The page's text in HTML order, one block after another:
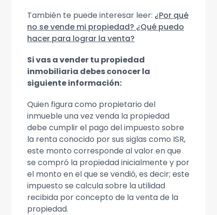
También te puede interesar leer: ¿Por qué
no se vende mi propiedad? ¿Qué puedo
hacer para lograr la venta?
Si vas a vender tu propiedad
inmobiliaria debes conocer la
siguiente información:
Quien figura como propietario del
inmueble una vez venda la propiedad
debe cumplir el pago del impuesto sobre
la renta conocido por sus siglas como ISR,
este monto corresponde al valor en que
se compró la propiedad inicialmente y por
el monto en el que se vendió, es decir; este
impuesto se calcula sobre la utilidad
recibida por concepto de la venta de la
propiedad.